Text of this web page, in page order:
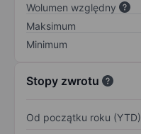
Wolumen względny
Maksimum
Minimum
Stopy zwrotu
Od początku roku (YTD)